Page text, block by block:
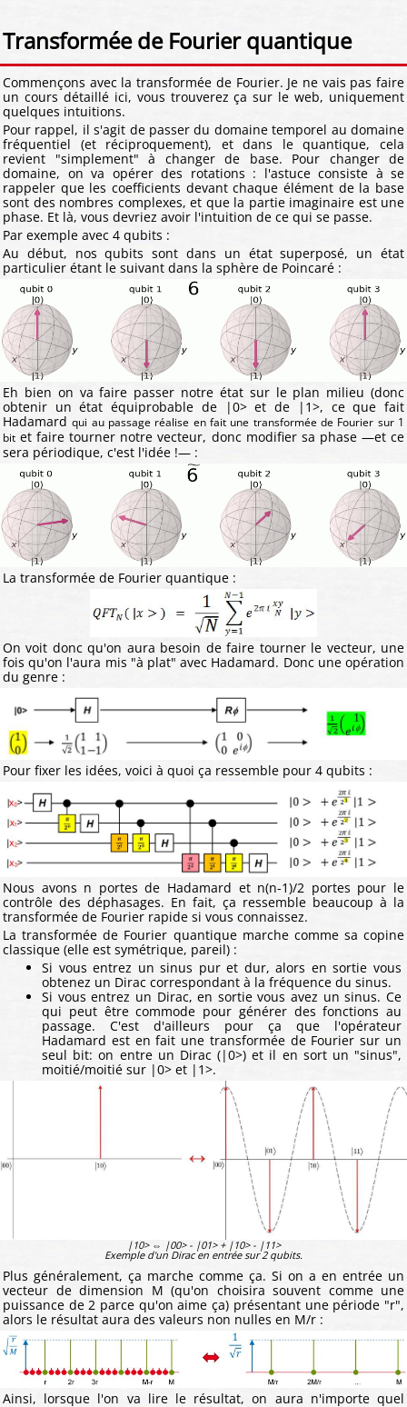
Transformée de Fourier quantique
Commençons avec la transformée de Fourier. Je ne vais pas faire
un cours détaillé ici, vous trouverez ça sur le web, uniquement
quelques intuitions.
Pour rappel, il s'agit de passer du domaine temporel au domaine
fréquentiel (et réciproquement), et dans le quantique, cela
revient "simplement" à changer de base. Pour changer de
domaine, on va opérer des rotations : l'astuce consiste à se
rappeler que les coefficients devant chaque élément de la base
sont des nombres complexes, et que la partie imaginaire est une
phase. Et là, vous devriez avoir l'intuition de ce qui se passe.
Par exemple avec 4 qubits :
Au début, nos qubits sont dans un état superposé, un état
particulier étant le suivant dans la sphère de Poincaré :
Eh bien on va faire passer notre état sur le plan milieu (donc
obtenir un état équiprobable de |0> et de |1>, ce que fait
Hadamardqui au passage réalise en fait une transformée de Fourier sur 1
bit et faire tourner notre vecteur, donc modifier sa phase —et ce
sera périodique, c'est l'idée !— :
La transformée de Fourier quantique :
On voit donc qu'on aura besoin de faire tourner le vecteur, une
fois qu'on l'aura mis "à plat" avec Hadamard. Donc une opération
du genre :
Pour fixer les idées, voici à quoi ça ressemble pour 4 qubits :
Nous avons n portes de Hadamard et n(n-1)/2 portes pour le
contrôle des déphasages. En fait, ça ressemble beaucoup à la
transformée de Fourier rapide si vous connaissez.
La transformée de Fourier quantique marche comme sa copine
classique (elle est symétrique, pareil) :
Si vous entrez un sinus pur et dur, alors en sortie vous
obtenez un Dirac correspondant à la fréquence du sinus.
Si vous entrez un Dirac, en sortie vous avez un sinus. Ce
qui peut être commode pour générer des fonctions au
passage. C'est d'ailleurs pour ça que l'opérateur
Hadamard est en fait une transformée de Fourier sur un
seul bit: on entre un Dirac (|0>) et il en sort un "sinus",
moitié/moitié sur |0> et |1>.
|10> ⇔ |00> - |01> + |10> - |11>
Exemple d'un Dirac en entrée sur 2 qubits.
Plus généralement, ça marche comme ça. Si on a en entrée un
vecteur de dimension M (qu'on choisira souvent comme une
puissance de 2 parce qu'on aime ça) présentant une période "r",
alors le résultat aura des valeurs non nulles en M/r :
Ainsi, lorsque l'on va lire le résultat, on aura n'importe quel